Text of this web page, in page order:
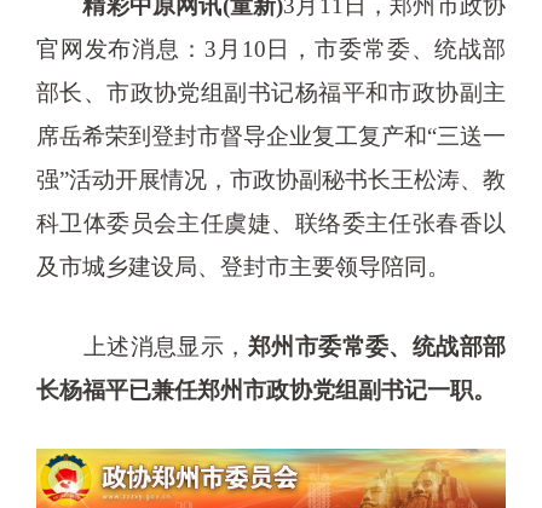
精彩中原网讯(童新)3月11日，郑州市政协
官网发布消息：3月10日，市委常委、统战部
部长、市政协党组副书记杨福平和市政协副主
席岳希荣到登封市督导企业复工复产和“三送一
强”活动开展情况，市政协副秘书长王松涛、教
科卫体委员会主任虞婕、联络委主任张春香以
及市城乡建设局、登封市主要领导陪同。
上述消息显示， 郑州市委常委、统战部部
长杨福平已兼任郑州市政协党组副书记一职。